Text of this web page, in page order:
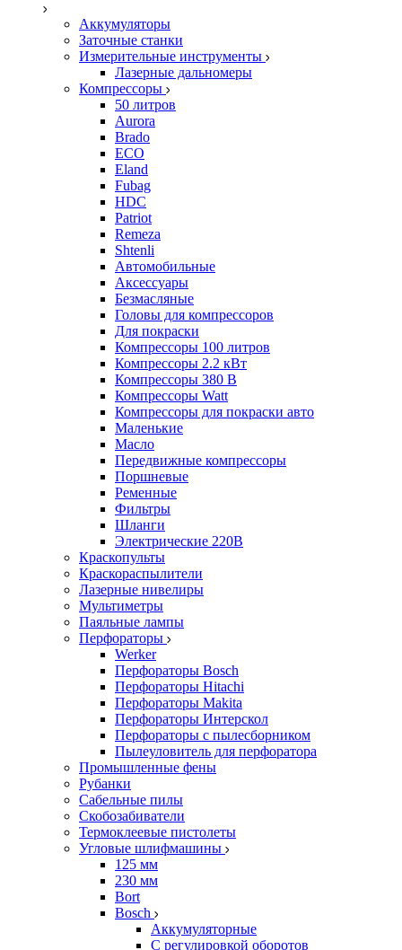
Аккумуляторы
Заточные станки
Измерительные инструменты
Лазерные дальномеры
Компрессоры
50 литров
Aurora
Brado
ECO
Eland
Fubag
HDC
Patriot
Remeza
Shtenli
Автомобильные
Аксессуары
Безмасляные
Головы для компрессоров
Для покраски
Компрессоры 100 литров
Компрессоры 2.2 кВт
Компрессоры 380 В
Компрессоры Watt
Компрессоры для покраски авто
Маленькие
Масло
Передвижные компрессоры
Поршневые
Ременные
Фильтры
Шланги
Электрические 220В
Краскопульты
Краскораспылители
Лазерные нивелиры
Мультиметры
Паяльные лампы
Перфораторы
Werker
Перфораторы Bosch
Перфораторы Hitachi
Перфораторы Makita
Перфораторы Интерскол
Перфораторы с пылесборником
Пылеуловитель для перфоратора
Промышленные фены
Рубанки
Сабельные пилы
Скобозабиватели
Термоклеевые пистолеты
Угловые шлифмашины
125 мм
230 мм
Bort
Bosch
Аккумуляторные
С регулировкой оборотов